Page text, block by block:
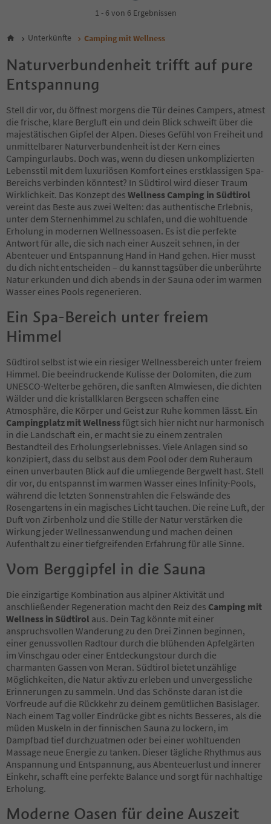
1 - 6 von 6 Ergebnissen
Unterkünfte Camping mit Wellness
Naturverbundenheit trifft auf pure
Entspannung
Stell dir vor, du öffnest morgens die Tür deines Campers, atmest
die frische, klare Bergluft ein und dein Blick schweift über die
majestätischen Gipfel der Alpen. Dieses Gefühl von Freiheit und
unmittelbarer Naturverbundenheit ist der Kern eines
Campingurlaubs. Doch was, wenn du diesen unkomplizierten
Lebensstil mit dem luxuriösen Komfort eines erstklassigen Spa-
Bereichs verbinden könntest? In Südtirol wird dieser Traum
Wirklichkeit. Das Konzept des Wellness Camping in Südtirol
vereint das Beste aus zwei Welten: das authentische Erlebnis,
unter dem Sternenhimmel zu schlafen, und die wohltuende
Erholung in modernen Wellnessoasen. Es ist die perfekte
Antwort für alle, die sich nach einer Auszeit sehnen, in der
Abenteuer und Entspannung Hand in Hand gehen. Hier musst
du dich nicht entscheiden – du kannst tagsüber die unberührte
Natur erkunden und dich abends in der Sauna oder im warmen
Wasser eines Pools regenerieren.
Ein Spa-Bereich unter freiem
Himmel
Südtirol selbst ist wie ein riesiger Wellnessbereich unter freiem
Himmel. Die beeindruckende Kulisse der Dolomiten, die zum
UNESCO-Welterbe gehören, die sanften Almwiesen, die dichten
Wälder und die kristallklaren Bergseen schaffen eine
Atmosphäre, die Körper und Geist zur Ruhe kommen lässt. Ein
Campingplatz mit Wellnessfügt sich hier nicht nur harmonisch
in die Landschaft ein, er macht sie zu einem zentralen
Bestandteil des Erholungserlebnisses. Viele Anlagen sind so
konzipiert, dass du selbst aus dem Pool oder dem Ruheraum
einen unverbauten Blick auf die umliegende Bergwelt hast. Stell
dir vor, du entspannst im warmen Wasser eines Infinity-Pools,
während die letzten Sonnenstrahlen die Felswände des
Rosengartens in ein magisches Licht tauchen. Die reine Luft, der
Duft von Zirbenholz und die Stille der Natur verstärken die
Wirkung jeder Wellnessanwendung und machen deinen
Aufenthalt zu einer tiefgreifenden Erfahrung für alle Sinne.
Vom Berggipfel in die Sauna
Die einzigartige Kombination aus alpiner Aktivität und
anschließender Regeneration macht den Reiz des Camping mit
Wellness in Südtirol aus. Dein Tag könnte mit einer
anspruchsvollen Wanderung zu den Drei Zinnen beginnen,
einer genussvollen Radtour durch die blühenden Apfelgärten
im Vinschgau oder einer Entdeckungstour durch die
charmanten Gassen von Meran. Südtirol bietet unzählige
Möglichkeiten, die Natur aktiv zu erleben und unvergessliche
Erinnerungen zu sammeln. Und das Schönste daran ist die
Vorfreude auf die Rückkehr zu deinem gemütlichen Basislager.
Nach einem Tag voller Eindrücke gibt es nichts Besseres, als die
müden Muskeln in der finnischen Sauna zu lockern, im
Dampfbad tief durchzuatmen oder bei einer wohltuenden
Massage neue Energie zu tanken. Dieser tägliche Rhythmus aus
Anspannung und Entspannung, aus Abenteuerlust und innerer
Einkehr, schafft eine perfekte Balance und sorgt für nachhaltige
Erholung.
Moderne Oasen für deine Auszeit